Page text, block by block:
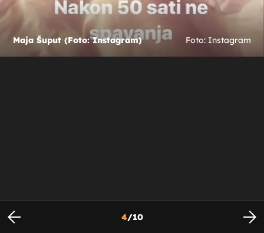
Maja Šuput (Foto: Instagram) Foto: Instagram
4/10